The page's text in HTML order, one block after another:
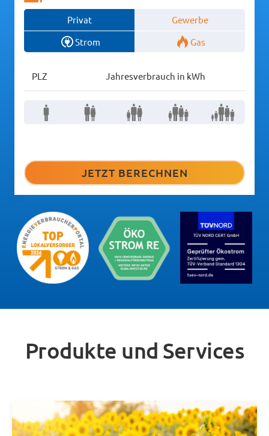
Privat
Gewerbe
Strom
Gas
PLZ Jahresverbrauch in kWh
Produkte und Services